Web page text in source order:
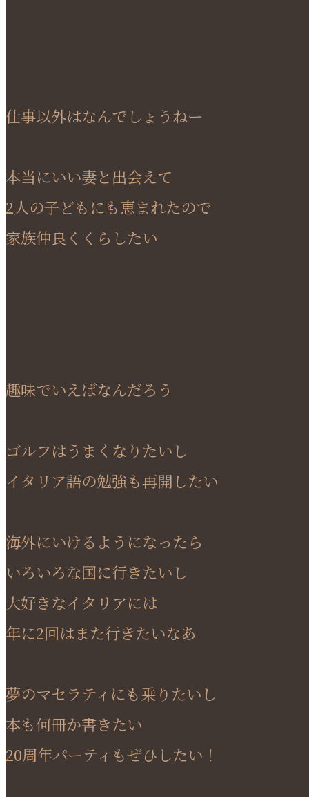
仕事以外はなんでしょうねー
本当にいい妻と出会えて
2人の子どもにも恵まれたので
家族仲良くくらしたい
趣味でいえばなんだろう
ゴルフはうまくなりたいし
イタリア語の勉強も再開したい
海外にいけるようになったら
いろいろな国に行きたいし
大好きなイタリアには
年に2回はまた行きたいなあ
夢のマセラティにも乗りたいし
本も何冊か書きたい
20周年パーティもぜひしたい！